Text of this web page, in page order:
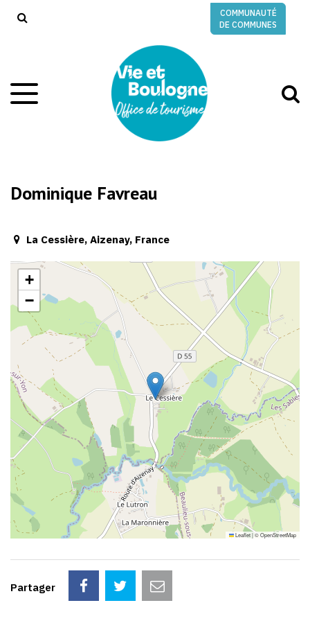
COMMUNAUTÉ
DE COMMUNES
Aller
à
Dominique Favreau
La Cessière, Aizenay, France
+
−
Leaflet|©OpenStreetMap
Partager